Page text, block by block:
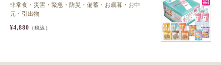
非常食・災害・緊急・防災・備蓄・お歳暮・お中
元・引出物
¥4,880 （税込）